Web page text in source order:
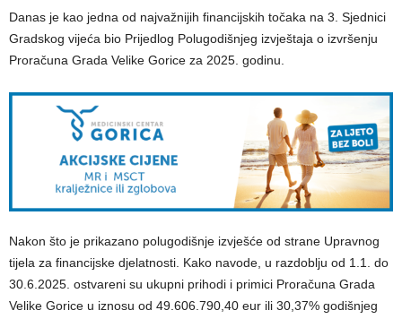
Danas je kao jedna od najvažnijih financijskih točaka na 3. Sjednici
Gradskog vijeća bio Prijedlog Polugodišnjeg izvještaja o izvršenju
Proračuna Grada Velike Gorice za 2025. godinu.
Nakon što je prikazano polugodišnje izvješće od strane Upravnog
tijela za financijske djelatnosti. Kako navode, u razdoblju od 1.1. do
30.6.2025. ostvareni su ukupni prihodi i primici Proračuna Grada
Velike Gorice u iznosu od 49.606.790,40 eur ili 30,37% godišnjeg